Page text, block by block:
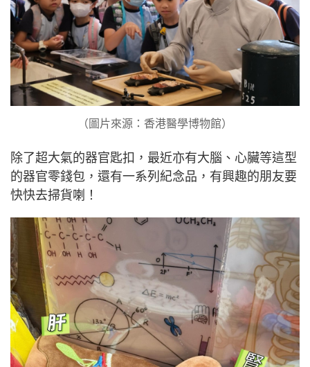
（圖片來源：香港醫學博物館）
除了超大氣的器官匙扣，最近亦有大腦、心臟等這型
的器官零錢包，還有一系列紀念品，有興趣的朋友要
快快去掃貨喇！